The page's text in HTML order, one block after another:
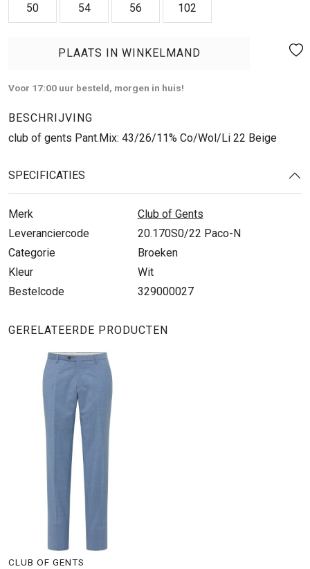
50 54 56 102
PLAATS IN WINKELMAND
Voor 17:00 uur besteld, morgen in huis!
BESCHRIJVING
club of gents Pant.Mix: 43/26/11% Co/Wol/Li 22 Beige
SPECIFICATIES
Merk
Club of Gents
Leveranciercode
20.170S0/22 Paco-N
Categorie
Broeken
Kleur
Wit
Bestelcode
329000027
GERELATEERDE PRODUCTEN
CLUB OF GENTS